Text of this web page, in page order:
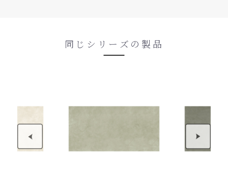
同じシリーズの製品